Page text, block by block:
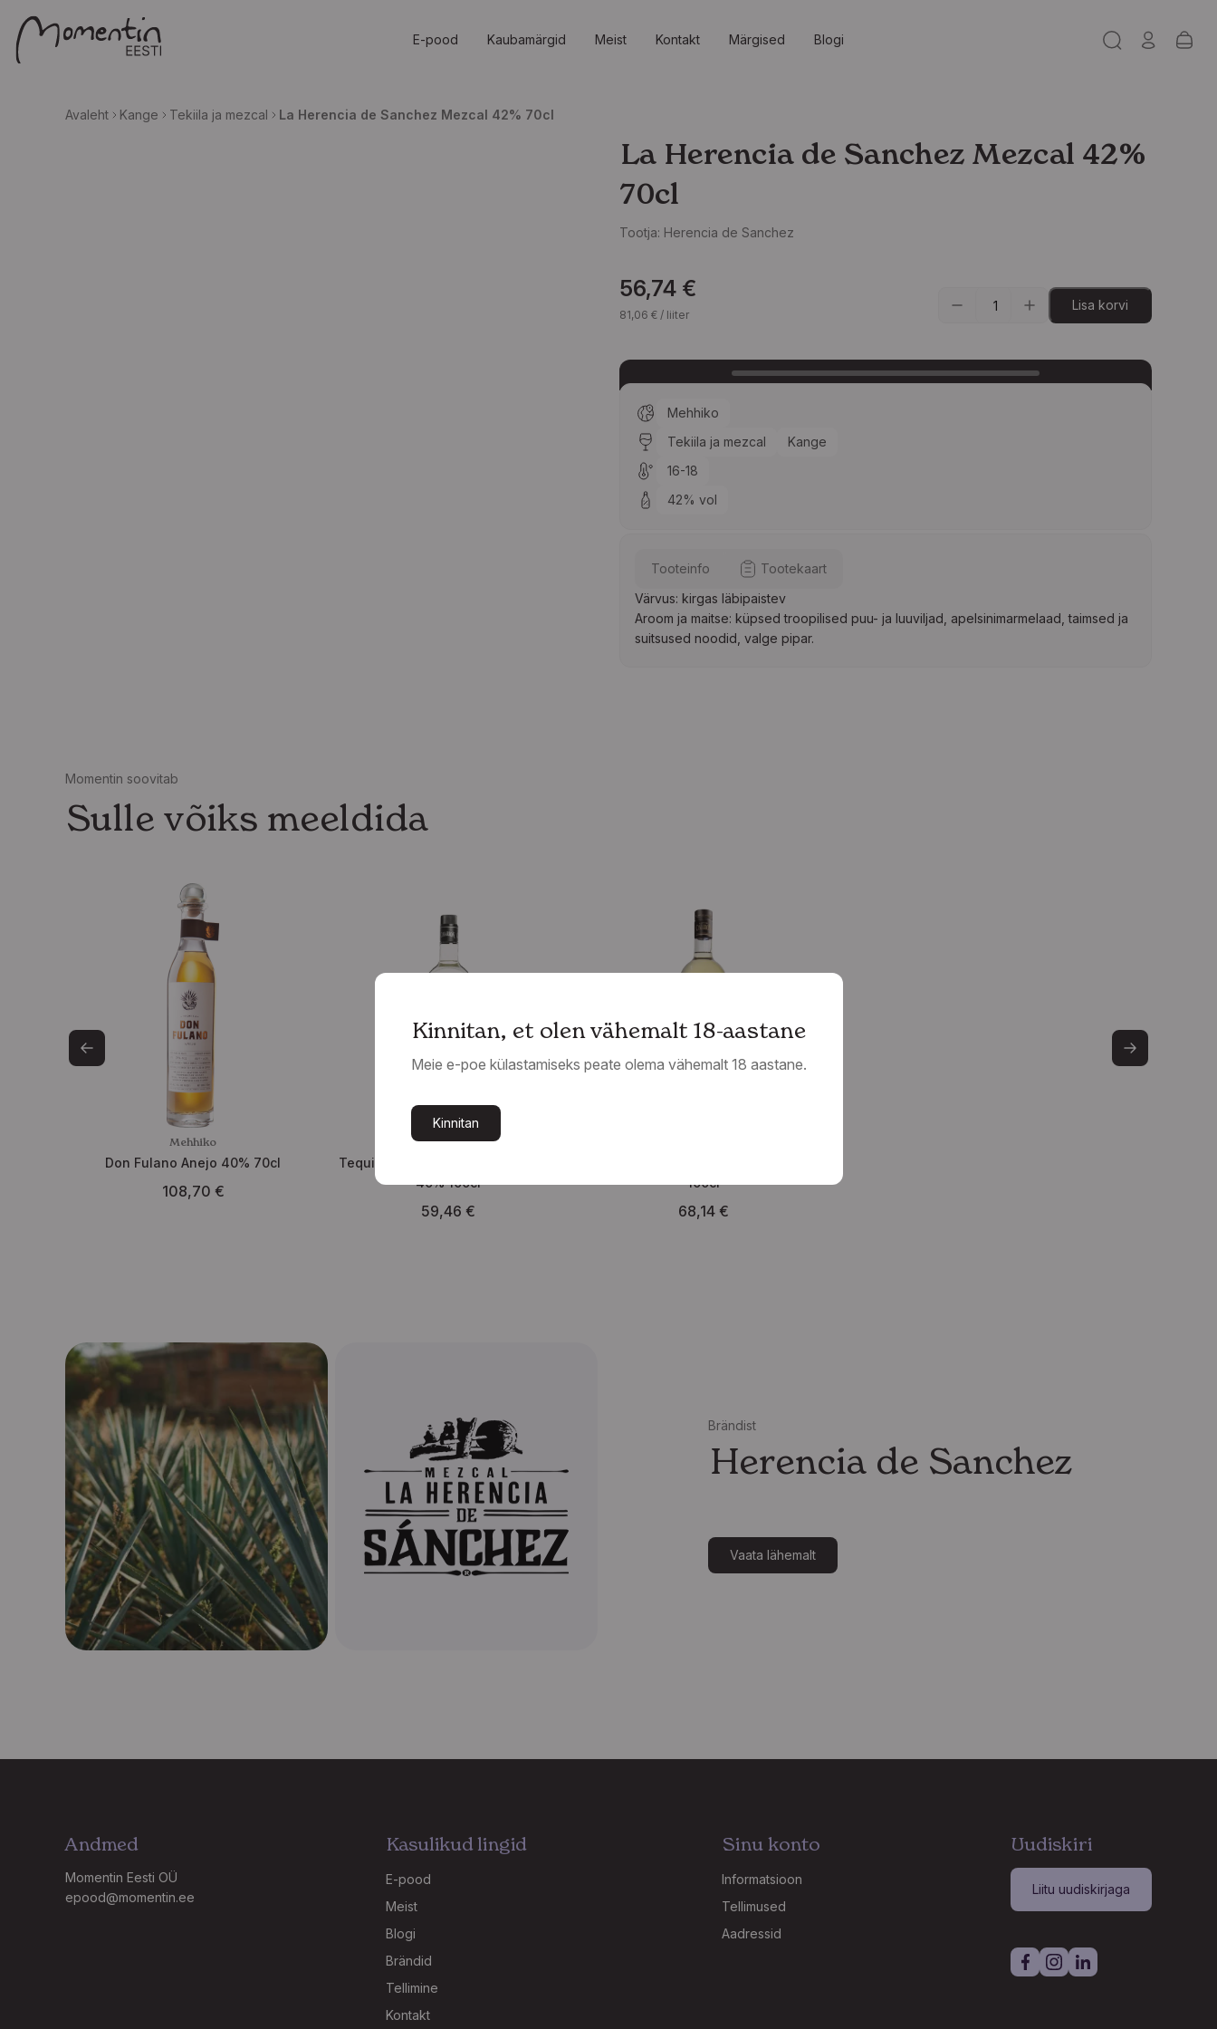
E-pood Kaubamärgid Meist Kontakt Märgised Blogi
Avaleht Kange Tekiila ja mezcal La Herencia de Sanchez Mezcal 42% 70cl
La Herencia de Sanchez Mezcal 42%
70cl
Tootja: Herencia de Sanchez
56,74 €
81,06 € / liiter
Lisa korvi
Mehhiko
Tekiila ja mezcal
Kange
16-18
42% vol
Tooteinfo
Tootekaart
Värvus: kirgas läbipaistev
Aroom ja maitse: küpsed troopilised puu- ja luuviljad, apelsinimarmelaad, taimsed ja
suitsused noodid, valge pipar.
Momentin soovitab
Sulle võiks meeldida
Mehhiko
Don Fulano Anejo 40% 70cl
108,70 €
Mehhiko
Tequila Cimarron Blanco de Agave
40% 100cl
59,46 €
100cl
68,14 €
Brändist
Herencia de Sanchez
Vaata lähemalt
Andmed
Momentin Eesti OÜ
epood@momentin.ee
Kasulikud lingid
E-pood
Meist
Blogi
Brändid
Tellimine
Kontakt
Sinu konto
Informatsioon
Tellimused
Aadressid
Uudiskiri
Liitu uudiskirjaga
Kinnitan, et olen vähemalt 18-aastane
Meie e-poe külastamiseks peate olema vähemalt 18 aastane.
Kinnitan